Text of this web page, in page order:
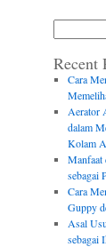
Recent
Cara
Aerator
dalam
Kolam
Manfaat
sebagai
Cara
Guppy
Asal
sebagai